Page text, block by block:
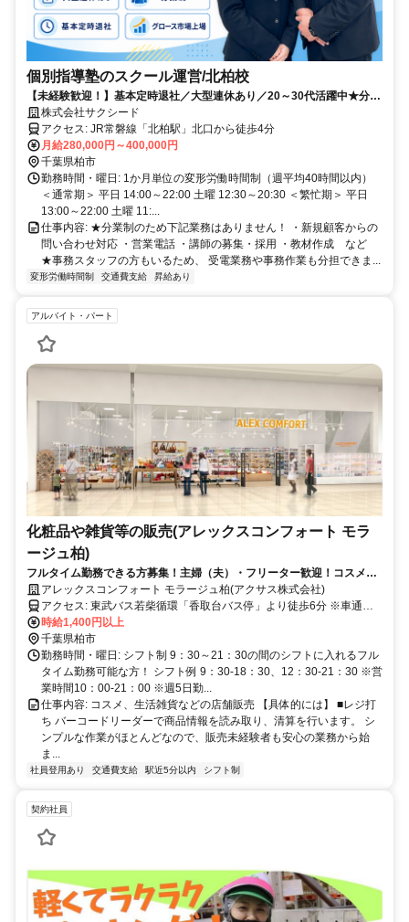
個別指導塾のスクール運営/北柏校
【未経験歓迎！】基本定時退社／大型連休あり／20～30代活躍中★分業
制＆事務スタッフのサポートで、子どもたち一人ひとりへの対応やスク
ール運営にしっかり集中できる！
株式会社サクシード
アクセス: JR常磐線「北柏駅」北口から徒歩4分
月給280,000円～400,000円
千葉県柏市
勤務時間・曜日: 1か月単位の変形労働時間制（週平均40時間以内） ㅤ
＜通常期＞ 平日 14:00～22:00 土曜 12:30～20:30 ＜繁忙期＞ 平日
13:00～22:00 土曜 11:...
仕事内容: ★分業制のため下記業務はありません！ ・新規顧客からの
問い合わせ対応 ・営業電話 ・講師の募集・採用 ・教材作成 など ㅤ
★事務スタッフの方もいるため、 受電業務や事務作業も分担できま...
変形労働時間制 交通費支給 昇給あり
アルバイト・パート
化粧品や雑貨等の販売(アレックスコンフォート モラ
ージュ柏)
フルタイム勤務できる方募集！主婦（夫）・フリーター歓迎！コスメや
雑貨好きにおすすめ！
アレックスコンフォート モラージュ柏(アクサス株式会社)
アクセス: 東武バス若柴循環「香取台バス停」より徒歩6分 ※車通勤
可
時給1,400円以上
千葉県柏市
勤務時間・曜日: シフト制 9：30～21：30の間のシフトに入れるフル
タイム勤務可能な方！ シフト例 9：30-18：30、12：30-21：30 ※営
業時間10：00-21：00 ※週5日勤...
仕事内容: コスメ、生活雑貨などの店舗販売 【具体的には】 ■レジ打
ち バーコードリーダーで商品情報を読み取り、清算を行います。 シ
ンプルな作業がほとんどなので、販売未経験者も安心の業務から始
ま...
社員登用あり 交通費支給 駅近5分以内 シフト制
契約社員